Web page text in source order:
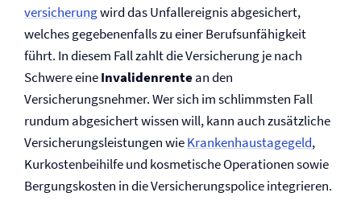
versicherungwird das Unfallereignis abgesichert,
welches gegebenenfalls zu einer Berufs­unfähigkeit
führt. In diesem Fall zahlt die Versicherung je nach
Schwere eineInvalidenrentean den
Versicherungsnehmer. Wer sich im schlimmsten Fall
rundum abgesichert wissen will, kann auch zusätzliche
Versicherungsleistungen wieKrankenhaustagegeld,
Kurkostenbeihilfe und kosmetische Operationen sowie
Bergungskosten in die Versicherungspolice integrieren.